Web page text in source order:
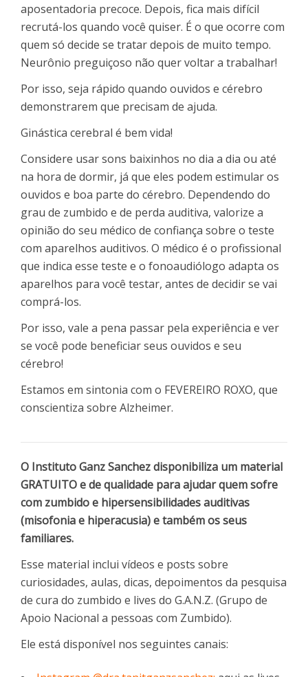
aposentadoria precoce. Depois, fica mais difícil
recrutá-los quando você quiser. É o que ocorre com
quem só decide se tratar depois de muito tempo.
Neurônio preguiçoso não quer voltar a trabalhar!
Por isso, seja rápido quando ouvidos e cérebro
demonstrarem que precisam de ajuda.
Ginástica cerebral é bem vida!
Considere usar sons baixinhos no dia a dia ou até
na hora de dormir, já que eles podem estimular os
ouvidos e boa parte do cérebro. Dependendo do
grau de zumbido e de perda auditiva, valorize a
opinião do seu médico de confiança sobre o teste
com aparelhos auditivos. O médico é o profissional
que indica esse teste e o fonoaudiólogo adapta os
aparelhos para você testar, antes de decidir se vai
comprá-los.
Por isso, vale a pena passar pela experiência e ver
se você pode beneficiar seus ouvidos e seu
cérebro!
Estamos em sintonia com o FEVEREIRO ROXO, que
conscientiza sobre Alzheimer.
O Instituto Ganz Sanchez disponibiliza um material
GRATUITO e de qualidade para ajudar quem sofre
com zumbido e hipersensibilidades auditivas
(misofonia e hiperacusia) e também os seus
familiares.
Esse material inclui vídeos e posts sobre
curiosidades, aulas, dicas, depoimentos da pesquisa
de cura do zumbido e lives do G.A.N.Z. (Grupo de
Apoio Nacional a pessoas com Zumbido).
Ele está disponível nos seguintes canais: